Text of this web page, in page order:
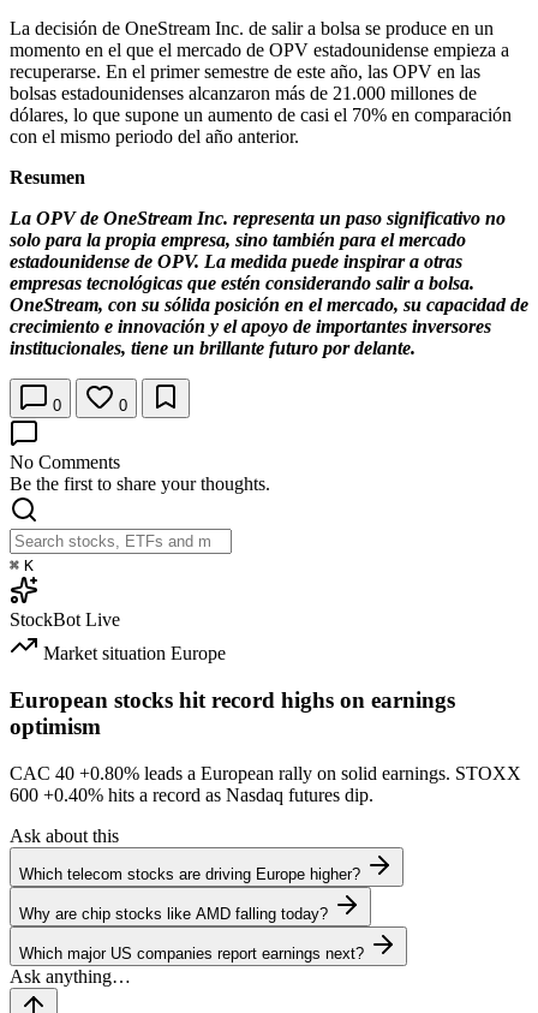
La decisión de OneStream Inc. de salir a bolsa se produce en un
momento en el que el mercado de OPV estadounidense empieza a
recuperarse. En el primer semestre de este año, las OPV en las
bolsas estadounidenses alcanzaron más de 21.000 millones de
dólares, lo que supone un aumento de casi el 70% en comparación
con el mismo periodo del año anterior.
Resumen
La OPV de OneStream Inc. representa un paso significativo no
solo para la propia empresa, sino también para el mercado
estadounidense de OPV. La medida puede inspirar a otras
empresas tecnológicas que estén considerando salir a bolsa.
OneStream, con su sólida posición en el mercado, su capacidad de
crecimiento e innovación y el apoyo de importantes inversores
institucionales, tiene un brillante futuro por delante.
0 0
No Comments
Be the first to share your thoughts.
⌘ K
StockBot Live
Market situation Europe
European stocks hit record highs on earnings
optimism
CAC 40 +0.80% leads a European rally on solid earnings. STOXX
600 +0.40% hits a record as Nasdaq futures dip.
Ask about this
Which telecom stocks are driving Europe higher?
Why are chip stocks like AMD falling today?
Which major US companies report earnings next?